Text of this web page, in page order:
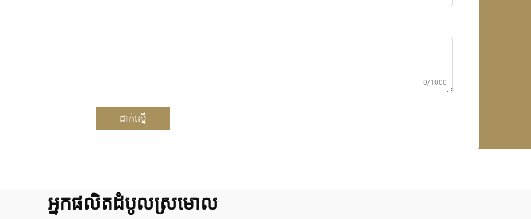
0/1000
ដាក់ស្នើ
អ្នកផលិតដំបូលស្រមោល